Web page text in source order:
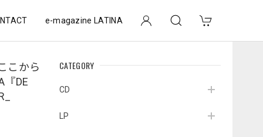
e-magazine LATINA
CATEGORY
CD
LP
こから
『DE